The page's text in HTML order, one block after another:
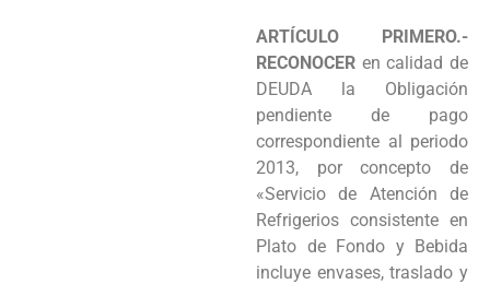
Programas
Intranet
ARTÍCULO PRIMERO.-
RECONOCER en calidad de
DEUDA la Obligación
pendiente de pago
correspondiente al periodo
2013, por concepto de
«Servicio de Atención de
Refrigerios consistente en
Plato de Fondo y Bebida
incluye envases, traslado y